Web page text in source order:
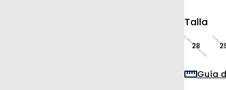
Talla
28
Guía